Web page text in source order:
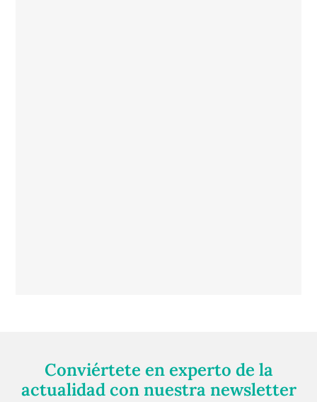
Conviértete en experto de la
actualidad con nuestra newsletter